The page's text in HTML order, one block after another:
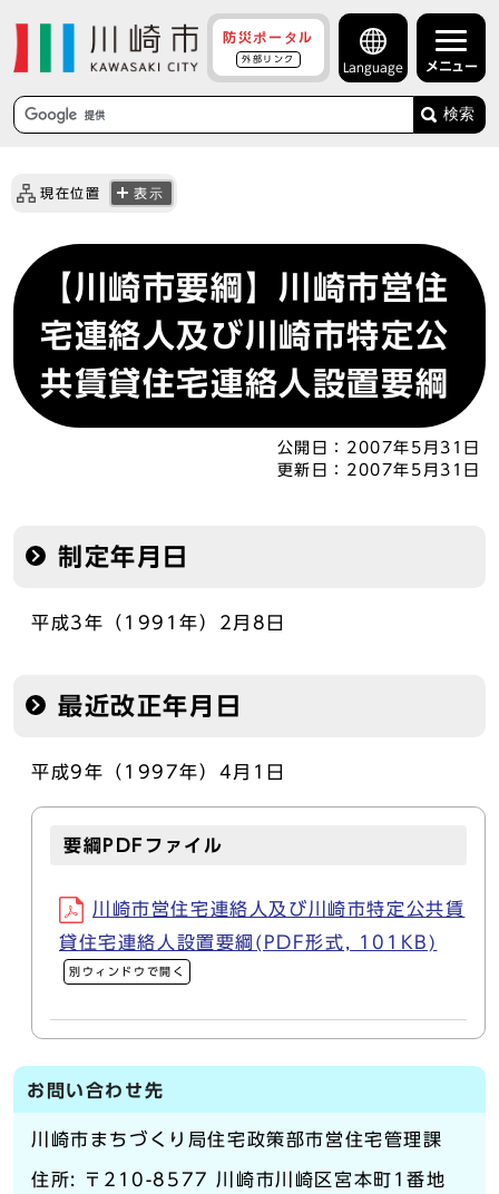
防災ポータル
外部リンク
Language メニュー
検索
現在位置 表示
【川崎市要綱】川崎市営住
宅連絡人及び川崎市特定公
共賃貸住宅連絡人設置要綱
公開日： 2007年5月31日
更新日： 2007年5月31日
制定年月日
平成3年（1991年）2月8日
最近改正年月日
平成9年（1997年）4月1日
要綱PDFファイル
川崎市営住宅連絡人及び川崎市特定公共賃
貸住宅連絡人設置要綱(PDF形式, 101KB)
別ウィンドウで開く
お問い合わせ先
川崎市まちづくり局住宅政策部市営住宅管理課
住所: 〒210-8577 川崎市川崎区宮本町1番地